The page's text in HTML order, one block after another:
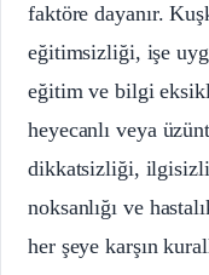
faktöre dayanır.
eğitimsizliği, işe
eğitim ve bilgi
heyecanlı veya
dikkatsizliği,
noksanlığı ve
her şeye karşın